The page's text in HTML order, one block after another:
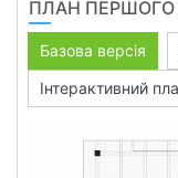
ПЛАН ПЕРШОГО
Базова версія
Інтерактивний